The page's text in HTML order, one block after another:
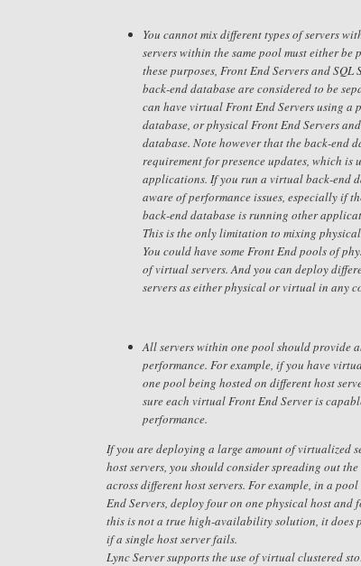
You cannot mix different types of servers
servers within the same pool must either
these purposes, Front End Servers and SQL
back-end database are considered to be
can have virtual Front End Servers using a
database, or physical Front End Servers
database. Note however that the back-end
requirement for presence updates, which is
applications. If you run a virtual back-end
aware of performance issues, especially if
back-end database is running other
This is the only limitation to mixing
You could have some Front End pools of
of virtual servers. And you can deploy
servers as either physical or virtual in any
All servers within one pool should provide
performance. For example, if you have
one pool being hosted on different host
sure each virtual Front End Server is
performance.
If you are deploying a large amount of virtualized
host servers, you should consider spreading out
across different host servers. For example, in a
End Servers, deploy four on one physical host and
this is not a true high-availability solution, it does
if a single host server fails.
Lync Server supports the use of virtual clustered